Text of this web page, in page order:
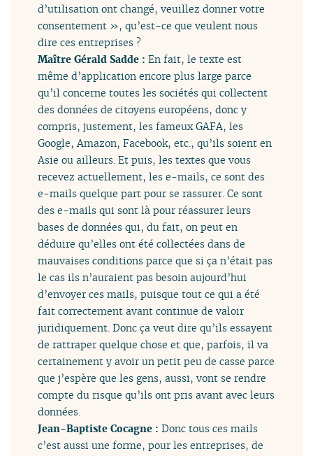
d’utilisation ont changé, veuillez donner votre
consentement », qu’est-ce que veulent nous
dire ces entreprises ?
Maître Gérald Sadde :En fait, le texte est
même d’application encore plus large parce
qu’il concerne toutes les sociétés qui collectent
des données de citoyens européens, donc y
compris, justement, les fameux GAFA, les
Google, Amazon, Facebook, etc., qu’ils soient en
Asie ou ailleurs. Et puis, les textes que vous
recevez actuellement, les e-mails, ce sont des
e-mails quelque part pour se rassurer. Ce sont
des e-mails qui sont là pour réassurer leurs
bases de données qui, du fait, on peut en
déduire qu’elles ont été collectées dans de
mauvaises conditions parce que si ça n’était pas
le cas ils n’auraient pas besoin aujourd’hui
d’envoyer ces mails, puisque tout ce qui a été
fait correctement avant continue de valoir
juridiquement. Donc ça veut dire qu’ils essayent
de rattraper quelque chose et que, parfois, il va
certainement y avoir un petit peu de casse parce
que j’espère que les gens, aussi, vont se rendre
compte du risque qu’ils ont pris avant avec leurs
données.
Jean-Baptiste Cocagne :Donc tous ces mails
c’est aussi une forme, pour les entreprises, de